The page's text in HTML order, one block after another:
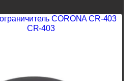
CORONA CR-403
CR-403